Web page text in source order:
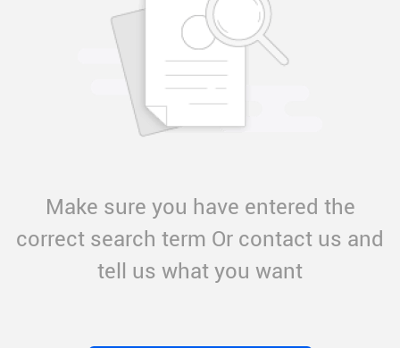
Make sure you have entered the
correct search term Or contact us and
tell us what you want